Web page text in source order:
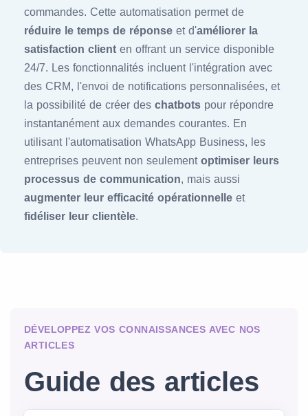
commandes. Cette automatisation permet de
réduire le temps de réponse et d'améliorer la
satisfaction client en offrant un service disponible
24/7. Les fonctionnalités incluent l'intégration avec
des CRM, l'envoi de notifications personnalisées, et
la possibilité de créer des chatbots pour répondre
instantanément aux demandes courantes. En
utilisant l'automatisation WhatsApp Business, les
entreprises peuvent non seulement optimiser leurs
processus de communication, mais aussi
augmenter leur efficacité opérationnelle et
fidéliser leur clientèle.
DÉVELOPPEZ VOS CONNAISSANCES AVEC NOS
ARTICLES
Guide des articles